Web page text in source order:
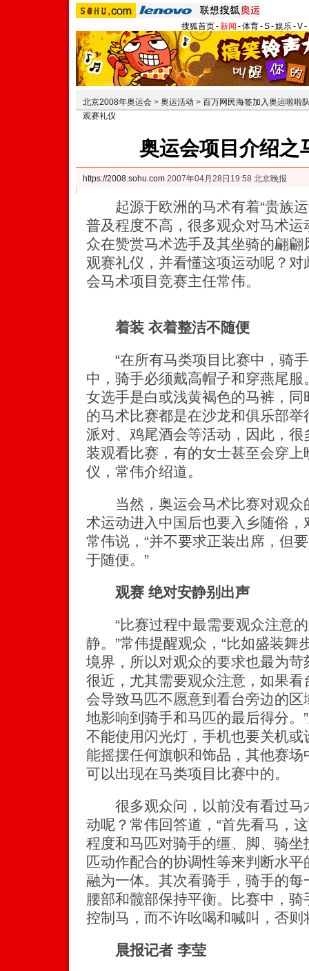
搜狐首页-新闻 -体育-S-娱乐-V-
北京2008年奥运会 > 奥运活动 > 百万网民海签加入奥运啦啦
观赛礼仪
奥运会项目介绍之
https://2008.sohu.com 2007年04月28日19:58 北京晚报
起源于欧洲的马术有着“贵族运
普及程度不高，很多观众对马术
众在赞赏马术选手及其坐骑的翩
观赛礼仪，并看懂这项运动呢？
会马术项目竞赛主任常伟。
着装 衣着整洁不随便
“在所有马类项目比赛中，骑手
中，骑手必须戴高帽子和穿燕尾
女选手是白或浅黄褐色的马裤，
的马术比赛都是在沙龙和俱乐部
派对、鸡尾酒会等活动，因此，
装观看比赛，有的女士甚至会穿上
仪，常伟介绍道。
当然，奥运会马术比赛对观众
术运动进入中国后也要入乡随俗
常伟说，“并不要求正装出席，但
于随便。”
观赛 绝对安静别出声
“比赛过程中最需要观众注意的
静。”常伟提醒观众，“比如盛装舞
境界，所以对观众的要求也最为
很近，尤其需要观众注意，如果
会导致马匹不愿意到看台旁边的
地影响到骑手和马匹的最后得分。
不能使用闪光灯，手机也要关机
能摇摆任何旗帜和饰品，其他赛
可以出现在马类项目比赛中的。
很多观众问，以前没有看过马
动呢？常伟回答道，“首先看马，
程度和马匹对骑手的缰、脚、骑
匹动作配合的协调性等来判断水
融为一体。其次看骑手，骑手的
腰部和髋部保持平衡。比赛中，
控制马，而不许吆喝和喊叫，否则
晨报记者 李莹